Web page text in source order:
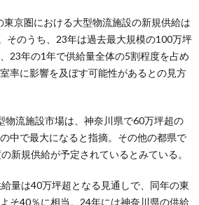
東京圏における大型物流施設の新規供給は
そのうち、23年は過去最大規模の100万坪
23年の1年で供給量全体の5割程度を占め
率に影響を及ぼす可能性があるとの見方
物流施設市場は、神奈川県で60万坪超の
中で最大になると指摘。その他の都県で
新規供給が予定されているとみている。
量は40万坪超となる見通しで、同年の東
そ40％に相当。24年には神奈川県の供給